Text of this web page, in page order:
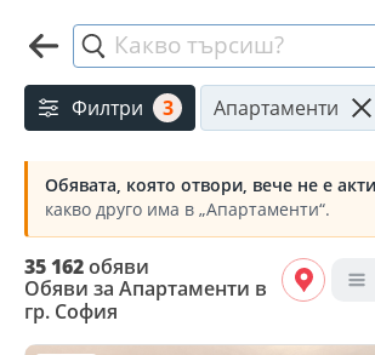
Какво търсиш?
Филтри 3 Апартаменти
Обявата, която отвори, вече не е
какво друго има в „Апартаменти“.
35 162обяви
Обяви за Апартаменти в
гр. София